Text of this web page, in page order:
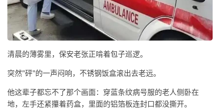
清晨的薄雾里，保安老张正啃着包子巡逻。
突然"砰"的一声闷响，不锈钢饭盒滚出去老远。
他这辈子都忘不了那个画面：穿蓝条纹病号服的老人侧卧在
地，左手还紧攥着药盒，里面的铝箔板连封口都没撕开。